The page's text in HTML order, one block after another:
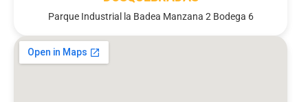
Parque Industrial la Badea Manzana 2 Bodega 6